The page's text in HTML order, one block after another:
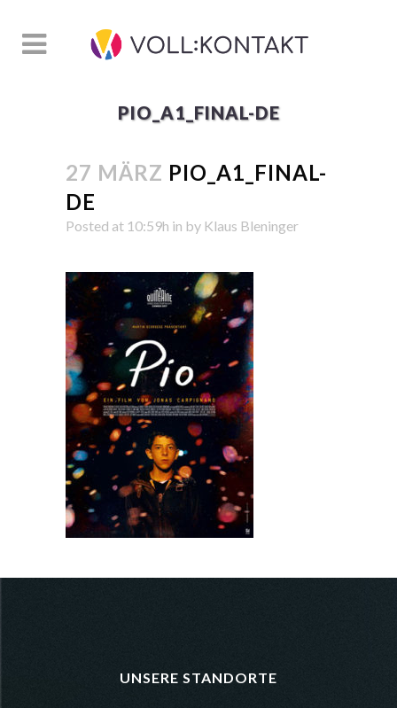
PIO_A1_FINAL-DE
27 MÄRZ PIO_A1_FINAL-
DE
Posted at 10:59h in by Klaus Bleninger
UNSERE STANDORTE